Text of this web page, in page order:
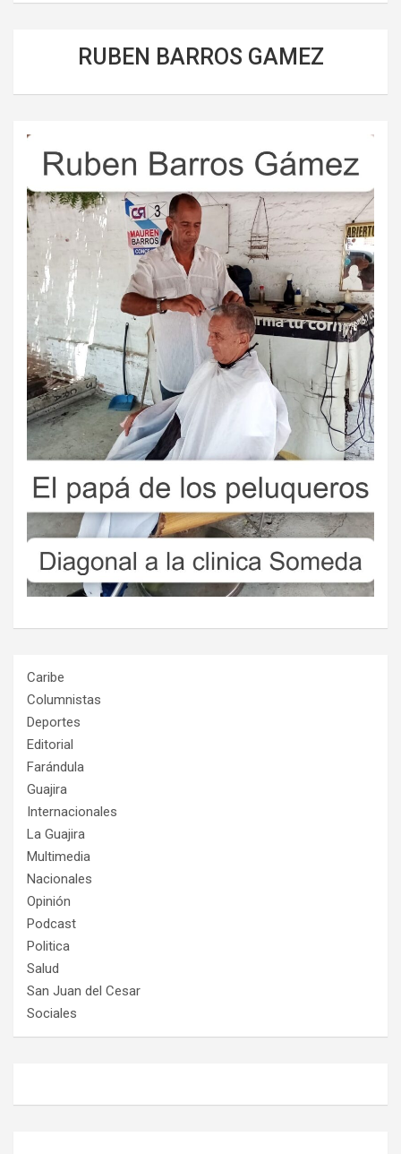
RUBEN BARROS GAMEZ
Caribe
Columnistas
Deportes
Editorial
Farándula
Guajira
Internacionales
La Guajira
Multimedia
Nacionales
Opinión
Podcast
Politica
Salud
San Juan del Cesar
Sociales